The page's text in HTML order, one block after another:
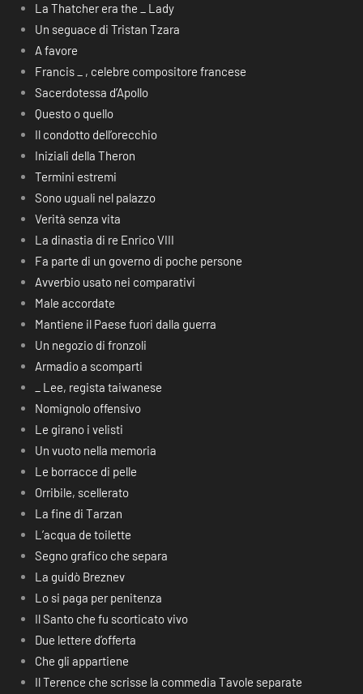
La Thatcher era the _ Lady
Un seguace di Tristan Tzara
A favore
Francis _ , celebre compositore francese
Sacerdotessa d’Apollo
Questo o quello
Il condotto dell’orecchio
Iniziali della Theron
Termini estremi
Sono uguali nel palazzo
Verità senza vita
La dinastia di re Enrico VIII
Fa parte di un governo di poche persone
Avverbio usato nei comparativi
Male accordate
Mantiene il Paese fuori dalla guerra
Un negozio di fronzoli
Armadio a scomparti
_ Lee, regista taiwanese
Nomignolo offensivo
Le girano i velisti
Un vuoto nella memoria
Le borracce di pelle
Orribile, scellerato
La fine di Tarzan
L’acqua de toilette
Segno grafico che separa
La guidò Breznev
Lo si paga per penitenza
Il Santo che fu scorticato vivo
Due lettere d’offerta
Che gli appartiene
Il Terence che scrisse la commedia Tavole separate